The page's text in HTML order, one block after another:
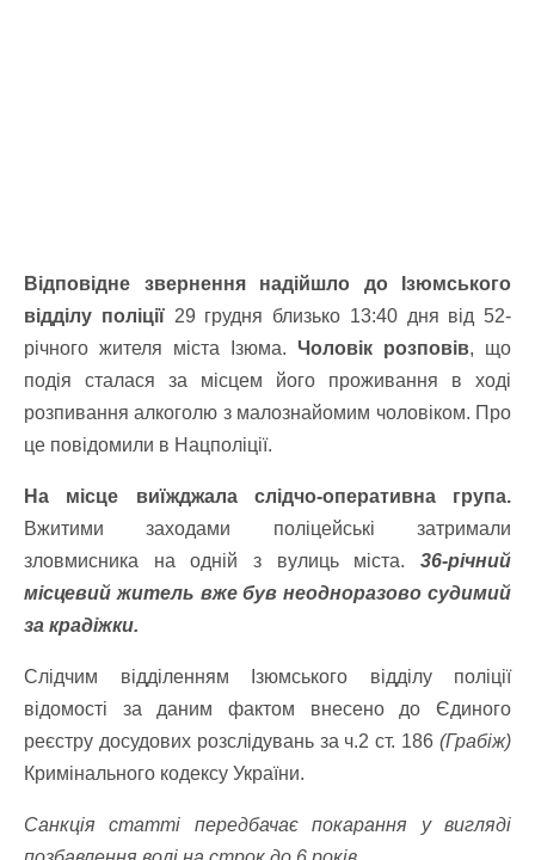
Відповідне звернення надійшло до Ізюмського
відділу поліції29 грудня близько 13:40 дня від 52-
річного жителя міста Ізюма. Чоловік розповів, що
подія сталася за місцем його проживання в ході
розпивання алкоголю з малознайомим чоловіком. Про
це повідомили в Нацполіції.
На місце виїжджала слідчо-оперативна група.
Вжитими заходами поліцейські затримали
зловмисника на одній з вулиць міста. 36-річний
місцевий житель вже був неодноразово судимий
за крадіжки.
Слідчим відділенням Ізюмського відділу поліції
відомості за даним фактом внесено до Єдиного
реєстру досудових розслідувань за ч.2 ст. 186 (Грабіж)
Кримінального кодексу України.
Санкція статті передбачає покарання у вигляді